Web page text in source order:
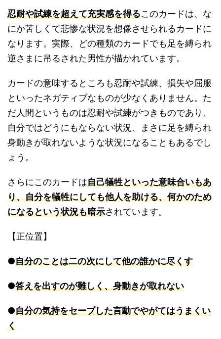
忍耐や試練を超えて充実感を得るこのカードは、な
にか苦しくて悲惨な状況を想像させられるカードに
なります。実際、どの種類のカードでも足を縛られ
逆さまに吊るされた男性が描かれています。
カードの意味するところも忍耐や試練、損失や屈服
といったネガティブなものが少なくありません。た
だ人間というものは忍耐や試練がつきものであり、
自分ではどうにもならない状況、まさに足を縛られ
身動きが取れないような状況になることもあるでし
ょう。
さらにこのカードは自己犠牲といった意味合いもあ
り、自分を犠牲にしても他人を助ける、何かのため
になるという状況も暗示されています。
【正位置】
●自分のことは二の次にして他の誰かに尽くす
●答えを出すのが難しく、身動きが取れない
●自分の気持をセーブした言動でやがてはうまくい
く